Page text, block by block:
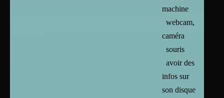
machine
webcam,
caméra
souris
avoir des
infos sur
son disque